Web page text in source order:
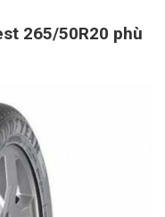
265/50R20 phù